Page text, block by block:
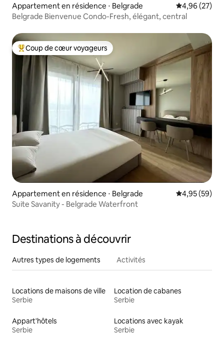
Appartement en résidence ⋅ Belgrade Évaluation
4,96 (27)
Belgrade Bienvenue Condo-Fresh, élégant, central
Coups de cœur voyageurs les plus appréciés
Coup de cœur voyageurs
Appartement en résidence ⋅ Belgrade Évaluation
4,95 (59)
Suite Savanity - Belgrade Waterfront
Destinations à découvrir
Autres types de logements Activités
Locations de maisons de ville
Serbie
Location de cabanes
Serbie
Appart'hôtels
Serbie
Locations avec kayak
Serbie